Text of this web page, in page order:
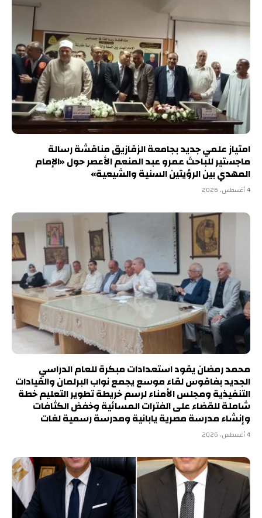
امتياز علمي جديد بجامعة الزقازيق مناقشة رسالة
ماجستير للباحث عمرو عبد المنعم الأعصر حول «الإمام
المهدي بين الرؤيتين السنية والشيعية»
4 أغسطس، 2026
محمد رمضان يقود استعدادات مبكرة للعام الدراسي
الجديد بفاقوس لقاء موسع يجمع نواب البرلمان والقيادات
التنفيذية ومجلس الأمناء لرسم خريطة تطوير التعليم خطة
شاملة للقضاء على الفترات المسائية وخفض الكثافات
وإنشاء مدرسة مصرية يابانية ومدرسة رسمية لغات
4 أغسطس، 2026